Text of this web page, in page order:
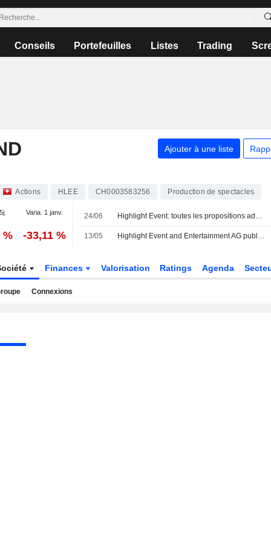
Conseils Portefeuilles Listes Trading
Ajouter à une liste
Actions HLEE CH0003583256 Production de spectacles
Varia. 1 janv.
% -33,11 %
24/06 Highlight Event: toutes les propositions adoptées en assemblée générale
13/05 Highlight Event and Entertainment AG publie ses résultats pour l'exercice clos le 31 décembre 2025
Finances Valorisation Ratings Agenda
Connexions